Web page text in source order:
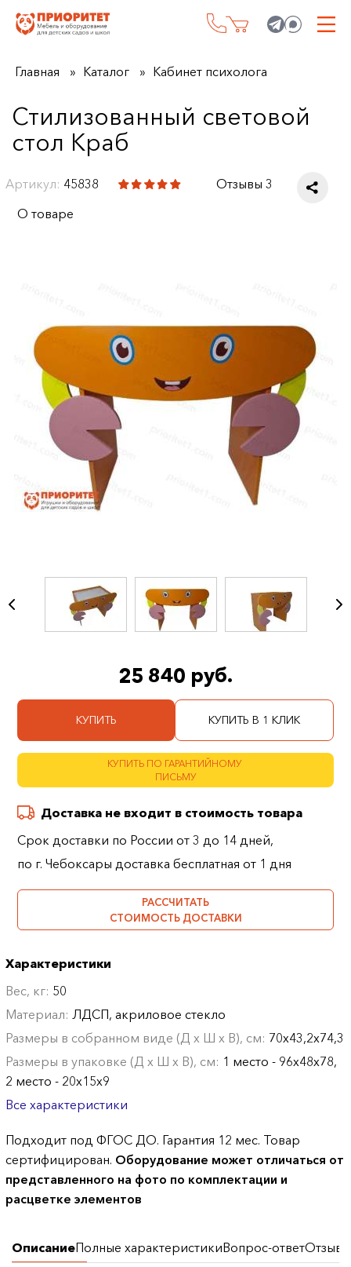
Главная Каталог Кабинет психолога
Стилизованный световой
стол Краб
Артикул: 45838
Отзывы 3
О товаре
25 840 руб.
КУПИТЬ КУПИТЬ В 1 КЛИК
КУПИТЬ ПО ГАРАНТИЙНОМУ
ПИСЬМУ
Доставка не входит в стоимость товара
Срок доставки по России от 3 до 14 дней,
по г. Чебоксары доставка бесплатная от 1 дня
РАССЧИТАТЬ
СТОИМОСТЬ ДОСТАВКИ
Характеристики
Вес, кг: 50
Материал:ЛДСП, акриловое стекло
Размеры в собранном виде (Д х Ш х В), см: 70х43,2х74,3
Размеры в упаковке (Д х Ш х В), см: 1 место - 96х48х78,
2 место - 20х15х9
Все характеристики
Подходит под ФГОС ДО. Гарантия 12 мес. Товар
сертифицирован. Оборудование может отличаться от
представленного на фото по комплектации и
расцветке элементов
ОписаниеПолные характеристикиВопрос-ответОтзывы